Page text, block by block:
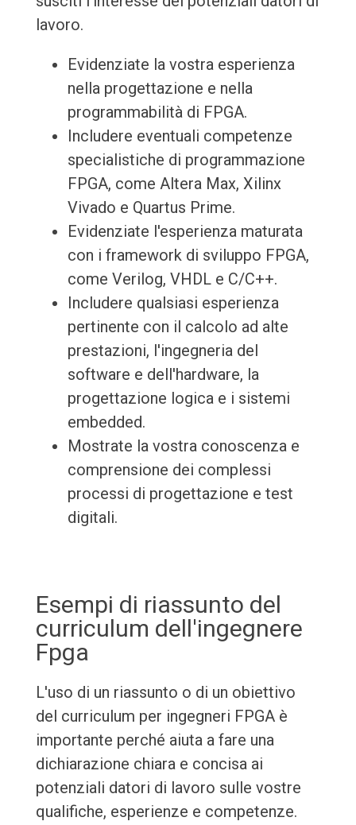
lavoro.
Evidenziate la vostra esperienza
nella progettazione e nella
programmabilità di FPGA.
Includere eventuali competenze
specialistiche di programmazione
FPGA, come Altera Max, Xilinx
Vivado e Quartus Prime.
Evidenziate l'esperienza maturata
con i framework di sviluppo FPGA,
come Verilog, VHDL e C/C++.
Includere qualsiasi esperienza
pertinente con il calcolo ad alte
prestazioni, l'ingegneria del
software e dell'hardware, la
progettazione logica e i sistemi
embedded.
Mostrate la vostra conoscenza e
comprensione dei complessi
processi di progettazione e test
digitali.
Esempi di riassunto del
curriculum dell'ingegnere
Fpga
L'uso di un riassunto o di un obiettivo
del curriculum per ingegneri FPGA è
importante perché aiuta a fare una
dichiarazione chiara e concisa ai
potenziali datori di lavoro sulle vostre
qualifiche, esperienze e competenze.